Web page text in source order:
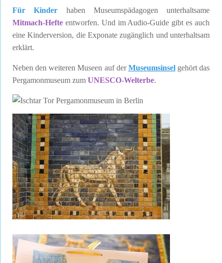
Für Kinder haben Museumspädagogen unterhaltsame
Mitmach-Hefte entworfen. Und im Audio-Guide gibt es auch
eine Kinderversion, die Exponate zugänglich und unterhaltsam
erklärt.
Neben den weiteren Museen auf derMuseumsinselgehört das
Pergamonmuseum zum UNESCO-Welterbe.